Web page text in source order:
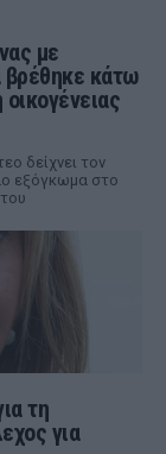
με
βρέθηκε κάτω
δείχνει τον
εξόγκωμα στο
τη
για